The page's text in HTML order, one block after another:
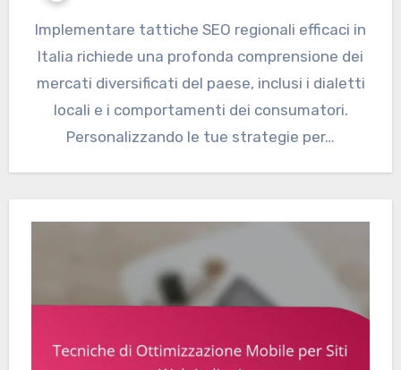
Implementare tattiche SEO regionali efficaci in
Italia richiede una profonda comprensione dei
mercati diversificati del paese, inclusi i dialetti
locali e i comportamenti dei consumatori.
Personalizzando le tue strategie per…